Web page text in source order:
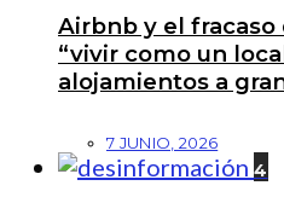
Airbnb y el
“vivir como un
alojamientos a
7 JUNIO, 2026
4